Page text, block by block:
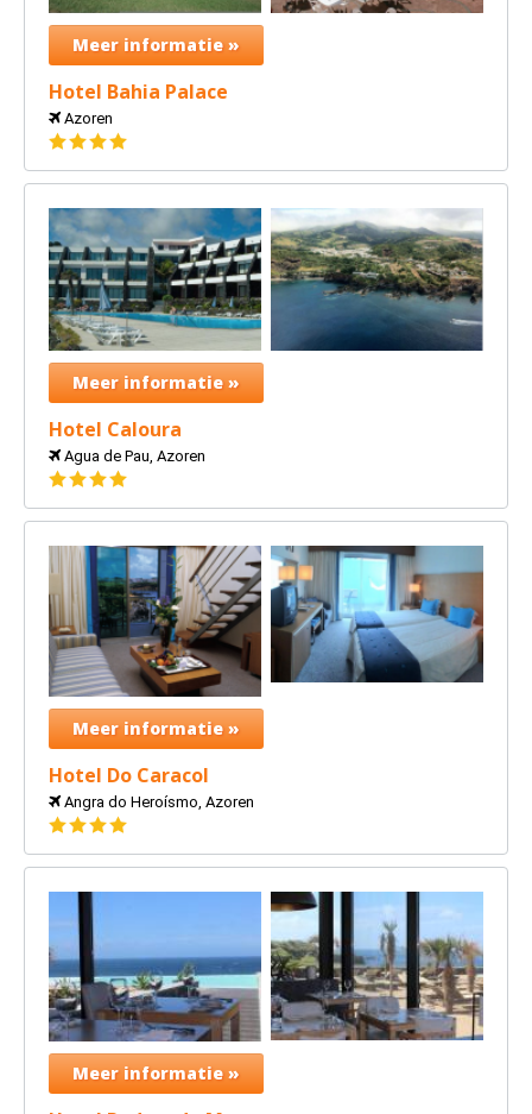
Meer informatie »
Hotel Bahia Palace
Azoren
4
Meer informatie »
Hotel Caloura
Agua de Pau, Azoren
4
Meer informatie »
Hotel Do Caracol
Angra do Heroísmo, Azoren
4
Meer informatie »